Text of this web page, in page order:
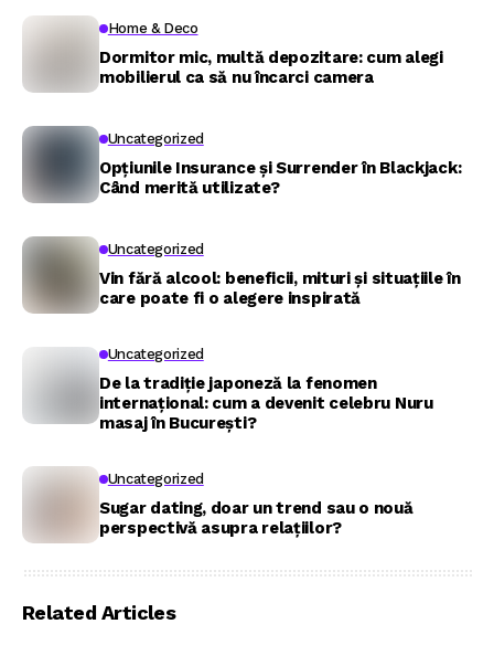
Home & Deco
Dormitor mic, multă depozitare: cum alegi
mobilierul ca să nu încarci camera
Uncategorized
Opțiunile Insurance și Surrender în Blackjack:
Când merită utilizate?
Uncategorized
Vin fără alcool: beneficii, mituri și situațiile în
care poate fi o alegere inspirată
Uncategorized
De la tradiție japoneză la fenomen
internațional: cum a devenit celebru Nuru
masaj în București?
Uncategorized
Sugar dating, doar un trend sau o nouă
perspectivă asupra relațiilor?
Related Articles